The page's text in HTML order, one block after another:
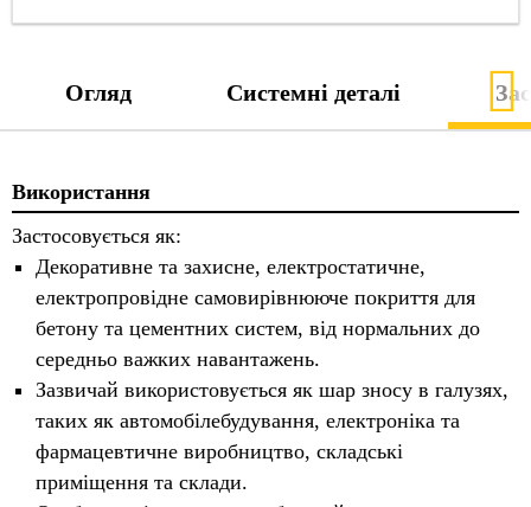
Огляд Системні деталі
Використання
Застосовується як:
Декоративне та захисне, електростатичне,
електропровідне самовирівнююче покриття для
бетону та цементних систем, від нормальних до
середньо важких навантажень.
Зазвичай використовується як шар зносу в галузях,
таких як автомобілебудування, електроніка та
фармацевтичне виробництво, складські
приміщення та склади.